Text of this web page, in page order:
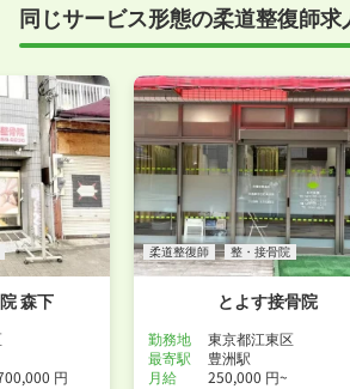
同じサービス形態の柔道整復師求
森下
円
柔道整復師 整・接骨院
とよす接骨院
勤務地
東京都江東区
最寄駅
豊洲駅
月給
250,000 円~